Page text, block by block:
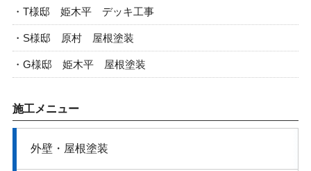
T様邸 姫木平 デッキ工事
S様邸 原村 屋根塗装
G様邸 姫木平 屋根塗装
施工メニュー
外壁・屋根​塗装